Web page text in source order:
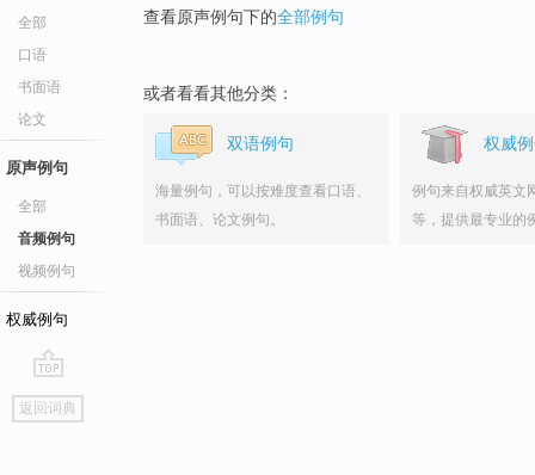
全部
口语
书面语
论文
原声例句
全部
音频例句
视频例句
权威例句
go
top
返回词典
查看原声例句下的全部例句
或者看看其他分类：
双语例句
海量例句，可以按难度查看口语、
书面语、论文例句。
权威
例句来自权威英文
等，提供最专业的